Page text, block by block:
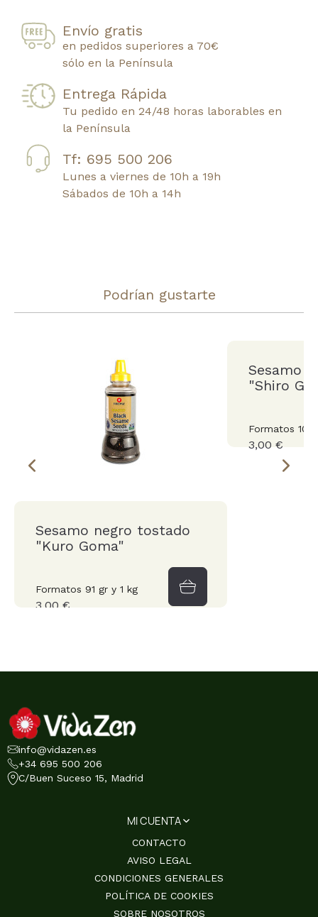
Envío gratis
en pedidos superiores a 70€
sólo en la Península
Entrega Rápida
Tu pedido en 24/48 horas laborables en
la Península
Tf: 695 500 206
Lunes a viernes de 10h a 19h
Sábados de 10h a 14h
Podrían gustarte
Sesamo negro tostado
"Kuro Goma"
Formatos 91 gr y 1 kg
3,00 €
Sesamo
"Shiro
Formatos 100
3,00 €
info@vidazen.es
+34 695 500 206
C/Buen Suceso 15, Madrid
MI CUENTA
CONTACTO
AVISO LEGAL
CONDICIONES GENERALES
POLÍTICA DE COOKIES
SOBRE NOSOTROS